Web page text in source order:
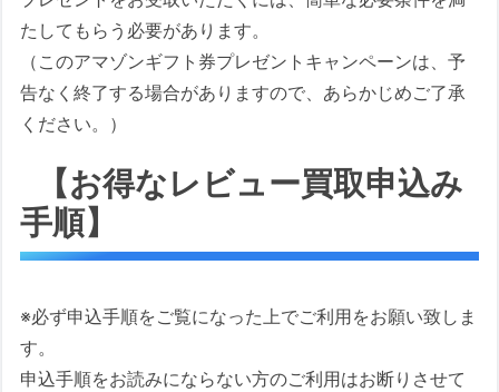
たしてもらう必要があります。
（このアマゾンギフト券プレゼントキャンペーンは、予
告なく終了する場合がありますので、あらかじめご了承
ください。）
【お得なレビュー買取申込み
手順】
※必ず申込手順をご覧になった上でご利用をお願い致しま
す。
申込手順をお読みにならない方のご利用はお断りさせて